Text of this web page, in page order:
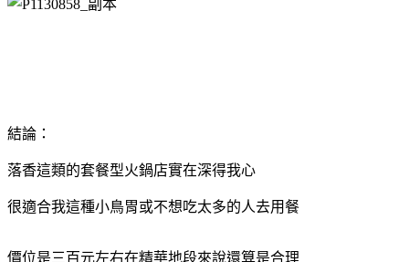
結論：
落香這類的套餐型火鍋店實在深得我心
很適合我這種小鳥胃或不想吃太多的人去用餐
價位是三百元左右在精華地段來說還算是合理